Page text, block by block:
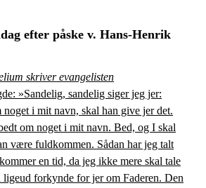
efter påske v. Hans-Henrik
skriver evangelisten
»Sandelig, sandelig siger jeg jer:
noget i mit navn, skal han give jer det.
om noget i mit navn. Bed, og I skal
være fuldkommen. Sådan har jeg talt
en tid, da jeg ikke mere skal tale
forkynde for jer om Faderen. Den